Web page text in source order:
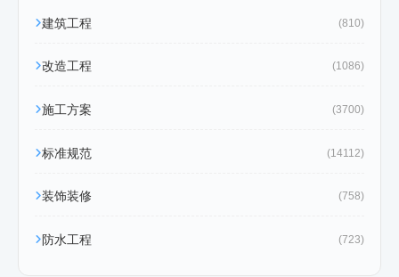
建筑工程 (810)
改造工程 (1086)
施工方案 (3700)
标准规范 (14112)
装饰装修 (758)
防水工程 (723)